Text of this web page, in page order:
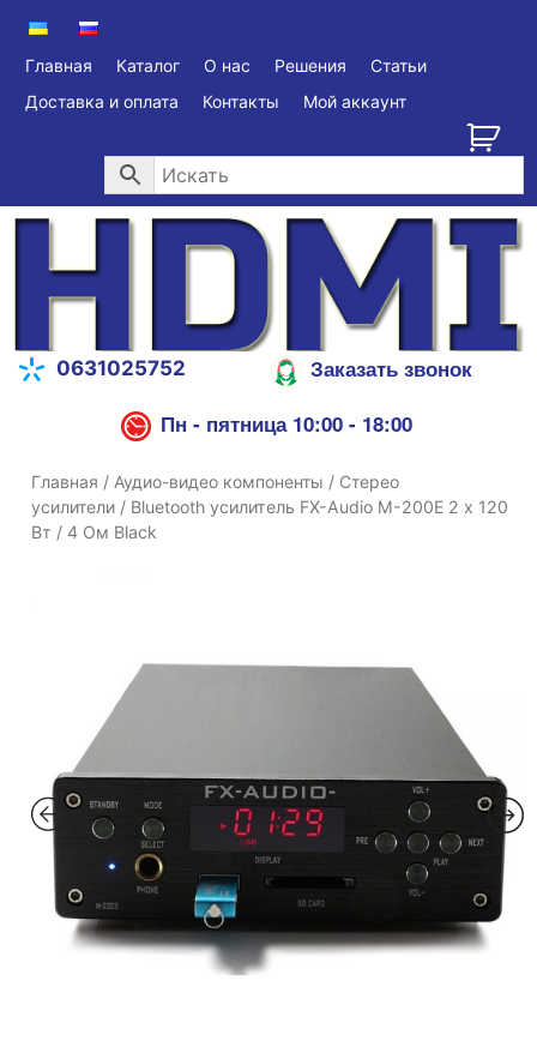
Главная Каталог О нас Решения
Статьи
Доставка и оплата
Контакты Мой аккаунт
0631025752
Заказать звонок
Пн - пятница 10:00 - 18:00
Главная / Аудио-видео компоненты / Стерео
усилители / Bluetooth усилитель FX-Audio M-200E 2 х 120
Вт / 4 Ом Black